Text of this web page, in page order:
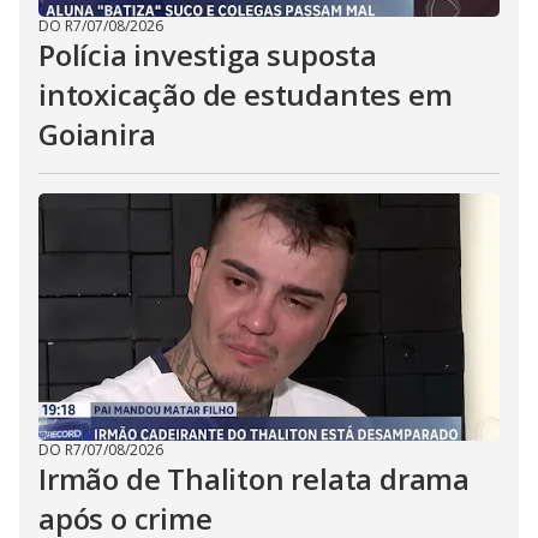
DO R7/07/08/2026
Polícia investiga suposta
intoxicação de estudantes em
Goianira
DO R7/07/08/2026
Irmão de Thaliton relata drama
após o crime